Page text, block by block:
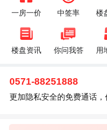
一房一价 中签率 楼
楼盘资讯 你问我答 用
0571-88251888
更加隐私安全的免费通话，